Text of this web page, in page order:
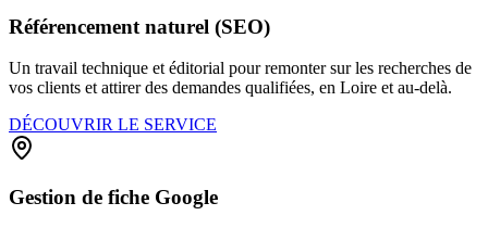
Référencement naturel (SEO)
Un travail technique et éditorial pour remonter sur les recherches de
vos clients et attirer des demandes qualifiées, en Loire et au-delà.
DÉCOUVRIR LE SERVICE
Gestion de fiche Google